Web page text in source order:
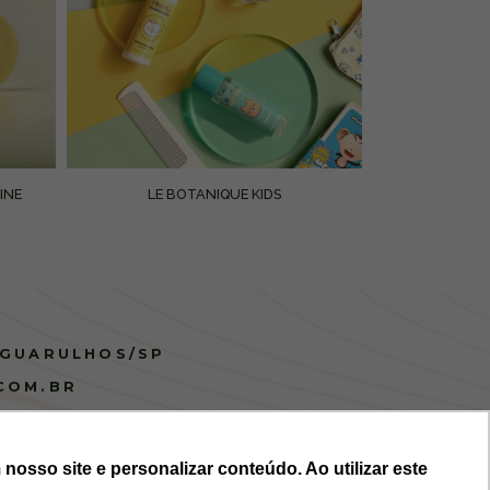
site e personalizar conteúdo. Ao utilizar este
LE BOTANIQUE KIDS
SP